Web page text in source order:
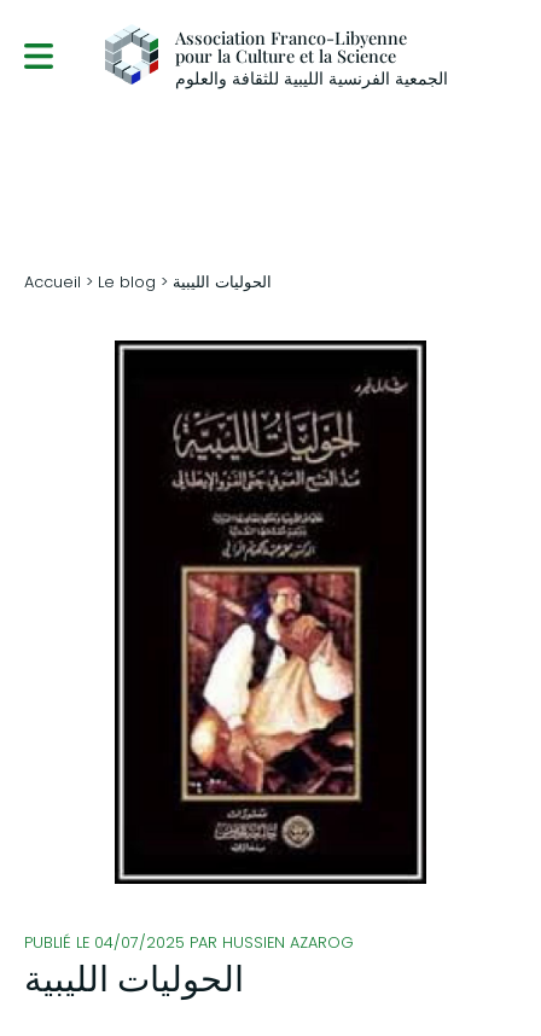
Association Franco-Libyenne
pour la Culture et la Science
الجمعية الفرنسية الليبية للثقافة والعلوم
Accueil > Le blog > الحوليات الليبية
PUBLIÉ LE 04/07/2025 PAR HUSSIEN AZAROG
الحوليات الليبية